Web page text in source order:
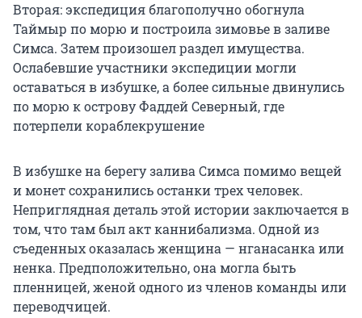
Вторая: экспедиция благополучно обогнула
Таймыр по морю и построила зимовье в заливе
Симса. Затем произошел раздел имущества.
Ослабевшие участники экспедиции могли
оставаться в избушке, а более сильные двинулись
по морю к острову Фаддей Северный, где
потерпели кораблекрушение
В избушке на берегу залива Симса помимо вещей
и монет сохранились останки трех человек.
Неприглядная деталь этой истории заключается в
том, что там был акт каннибализма. Одной из
съеденных оказалась женщина — нганасанка или
ненка. Предположительно, она могла быть
пленницей, женой одного из членов команды или
переводчицей.